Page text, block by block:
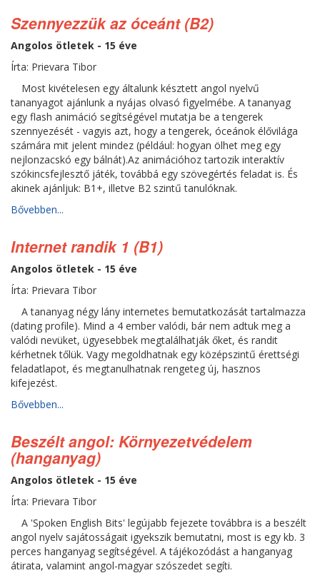
Szennyezzük az óceánt (B2)
Angolos ötletek - 15 éve
Írta: Prievara Tibor
Most kivételesen egy általunk késztett angol nyelvű
tananyagot ajánlunk a nyájas olvasó figyelmébe. A tananyag
egy flash animáció segítségével mutatja be a tengerek
szennyezését - vagyis azt, hogy a tengerek, óceánok élővilága
számára mit jelent mindez (például: hogyan ölhet meg egy
nejlonzacskó egy bálnát).Az animációhoz tartozik interaktív
szókincsfejlesztő játék, továbbá egy szövegértés feladat is. És
akinek ajánljuk: B1+, illetve B2 szintű tanulóknak.
Bővebben...
Internet randik 1 (B1)
Angolos ötletek - 15 éve
Írta: Prievara Tibor
A tananyag négy lány internetes bemutatkozását tartalmazza
(dating profile). Mind a 4 ember valódi, bár nem adtuk meg a
valódi nevüket, ügyesebbek megtalálhatják őket, és randit
kérhetnek tőlük. Vagy megoldhatnak egy középszintű érettségi
feladatlapot, és megtanulhatnak rengeteg új, hasznos
kifejezést.
Bővebben...
Beszélt angol: Környezetvédelem
(hanganyag)
Angolos ötletek - 15 éve
Írta: Prievara Tibor
A 'Spoken English Bits' legújabb fejezete továbbra is a beszélt
angol nyelv sajátosságait igyekszik bemutatni, most is egy kb. 3
perces hanganyag segítségével. A tájékozódást a hanganyag
átirata, valamint angol-magyar szószedet segíti.